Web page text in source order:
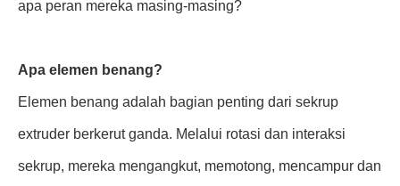
apa peran mereka masing-masing?
Apa elemen benang?
Elemen benang adalah bagian penting dari sekrup
extruder berkerut ganda. Melalui rotasi dan interaksi
sekrup, mereka mengangkut, memotong, mencampur dan